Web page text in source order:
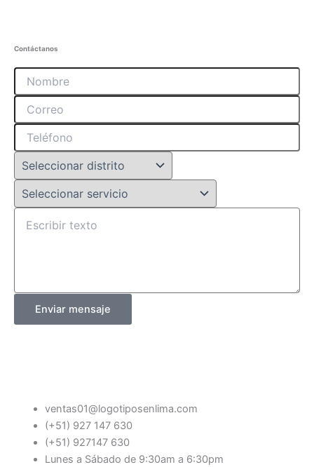
Contáctanos
Enviar mensaje
ventas01@logotiposenlima.com
(+51) 927 147 630
(+51) 927147 630
Lunes a Sábado de 9:30am a 6:30pm